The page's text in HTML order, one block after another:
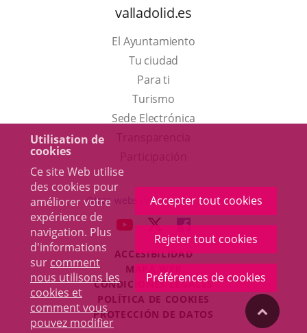
Utilisation de
cookies
Ce site Web utilise
des cookies pour
améliorer votre
expérience de
navigation. Plus
d'informations
sur comment
nous utilisons les
cookies et
comment vous
pouvez modifier
Accepter tout cookies
Rejeter tout cookies
Préférences de cookies
valladolid.es
El Ayuntamiento
Tu ciudad
Para ti
TurismoEste
enlace
una
ventana
nueva.
Sede Electrónica
externa.
Otras webs del ayuntamiento
ENLACE
UNA
APLICACIÓN
EXTERNA.
ENLACE
A
UNA
APLICACIÓN
EXTERNA.
ENLACE
A
UNA
APLICACIÓN
EXTERNA.
ACCESIBILIDAD
MAPA WEB
CONDICIONES LEGALES
POLÍTICA DE COOKIES
PROTECCIÓN DE DATOS
"Volver